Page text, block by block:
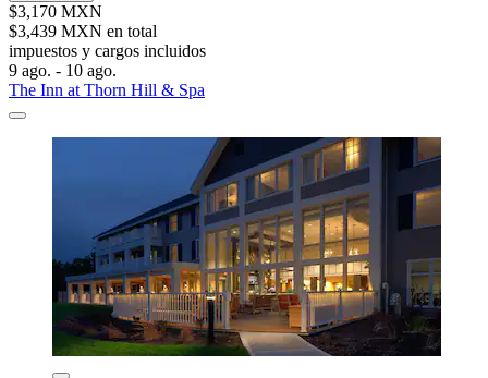
$3,170 MXN
$3,439 MXN en total
impuestos y cargos incluidos
9 ago. - 10 ago.
The Inn at Thorn Hill & Spa